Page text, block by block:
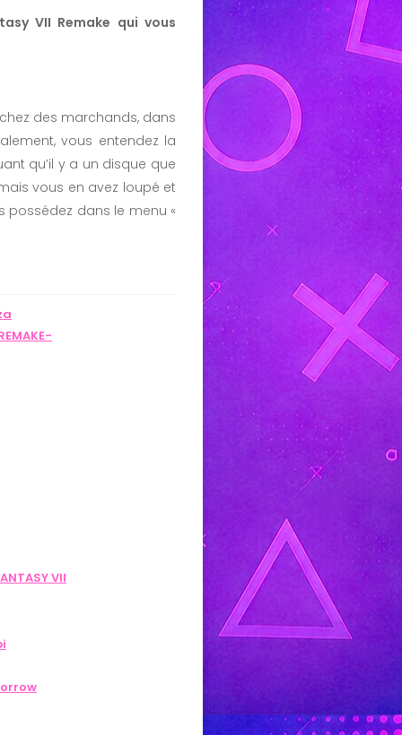
VII Remake qui vous
des marchands, dans
vous entendez la
qu’il y a un disque que
vous en avez loupé et
possédez dans le menu «
VII